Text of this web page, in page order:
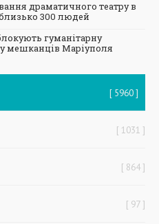
драматичного театру в
300 людей
гуманітарну
мешканців Маріуполя
5960
1031
864
97